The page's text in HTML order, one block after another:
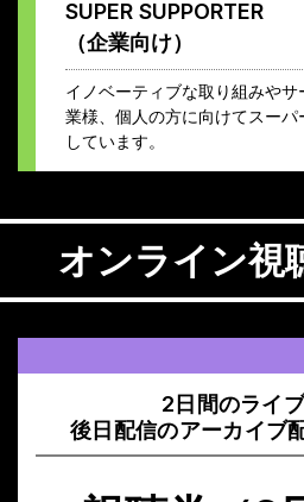
SUPER SUPPORTER
（企業向け）
イノベーティブな取り組みや
業様、個人の方に向けてスー
しています。
オンライン視
2日間のライブ
後日配信のアーカイブ